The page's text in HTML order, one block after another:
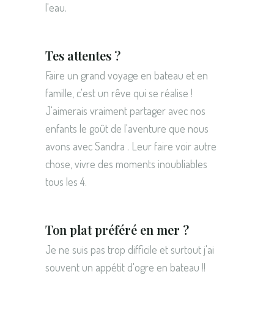
l'eau.
Tes attentes ?
Faire un grand voyage en bateau et en
famille, c'est un rêve qui se réalise !
J'aimerais vraiment partager avec nos
enfants le goût de l'aventure que nous
avons avec Sandra . Leur faire voir autre
chose, vivre des moments inoubliables
tous les 4.
Ton plat préféré en mer ?
Je ne suis pas trop difficile et surtout j'ai
souvent un appétit d'ogre en bateau !!